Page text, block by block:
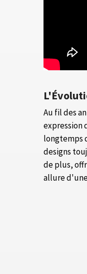
Au fil des
expression
longtemps
designs
de plus,
allure